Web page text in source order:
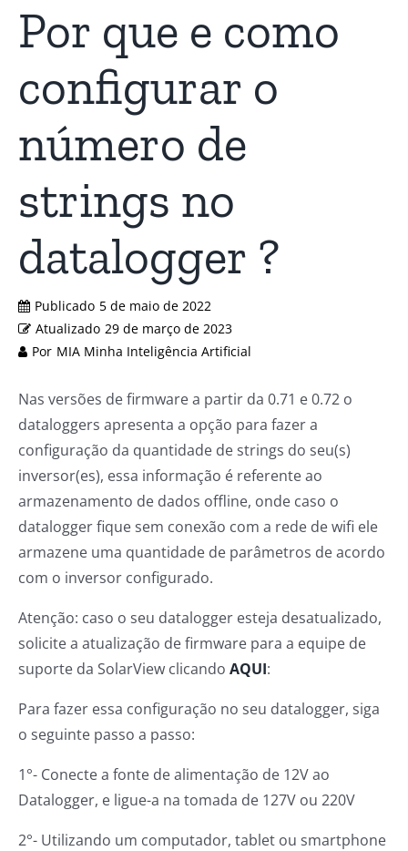
Por que e como
configurar o
número de
strings no
datalogger ?
Publicado 5 de maio de 2022
Atualizado 29 de março de 2023
Por MIA Minha Inteligência Artificial
Nas versões de firmware a partir da 0.71 e 0.72 o
dataloggers apresenta a opção para fazer a
configuração da quantidade de strings do seu(s)
inversor(es), essa informação é referente ao
armazenamento de dados offline, onde caso o
datalogger fique sem conexão com a rede de wifi ele
armazene uma quantidade de parâmetros de acordo
com o inversor configurado.
Atenção: caso o seu datalogger esteja desatualizado,
solicite a atualização de firmware para a equipe de
suporte da SolarView clicando AQUI:
Para fazer essa configuração no seu datalogger, siga
o seguinte passo a passo:
1°- Conecte a fonte de alimentação de 12V ao
Datalogger, e ligue-a na tomada de 127V ou 220V
2°- Utilizando um computador, tablet ou smartphone